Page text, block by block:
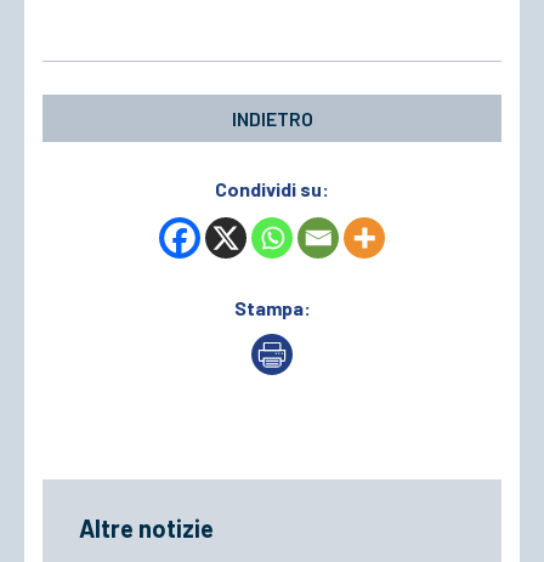
INDIETRO
Condividi su:
Stampa:
Altre notizie